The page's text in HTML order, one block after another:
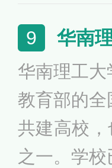
大学联盟
盟等联盟
2011计划
9 华南
华南理工大
教育部的
共建高校，
之一。学